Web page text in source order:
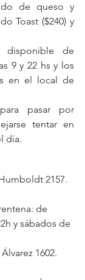
de queso y
Toast ($240) y
disponible de
9 y 22 hs y los
en el local de
pasar por
tentar en
día.
2157.
y sábados de
1602.